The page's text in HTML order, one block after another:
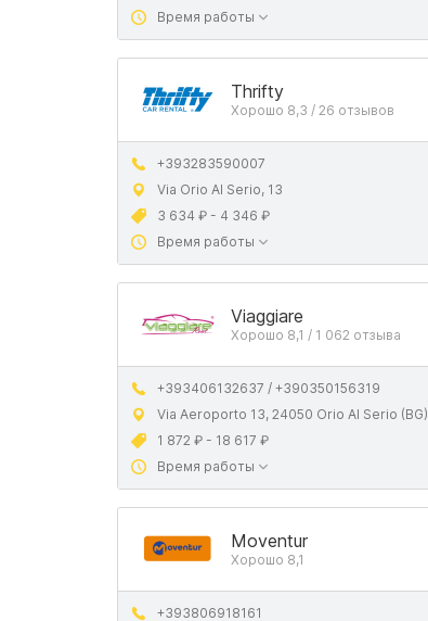
Время работы
Thrifty
Хорошо 8,3 / 26 отзывов
+393283590007
Via Orio Al Serio, 13
3 634 ₽ - 4 346 ₽
Время работы
Viaggiare
Хорошо 8,1 / 1 062 отзыва
+393406132637 / +390350156319
Via Aeroporto 13, 24050 Orio Al Serio (BG)
1 872 ₽ - 18 617 ₽
Время работы
Moventur
Хорошо 8,1
+393806918161